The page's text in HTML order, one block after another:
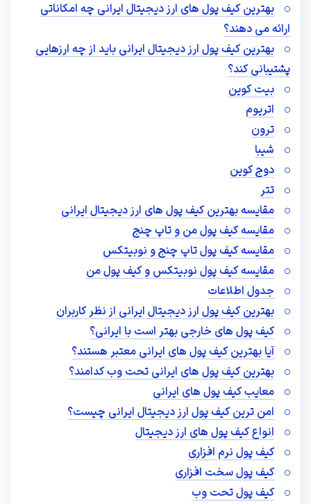
بهترین کیف پول های ارز دیجیتال ایرانی چه امکاناتی
ارائه می دهند؟
بهترین کیف پول ارز دیجیتال ایرانی باید از چه ارزهایی
پشتیبانی کند؟
بیت کوین
اتریوم
ترون
شیبا
دوج کوین
تتر
مقایسه بهترین کیف پول های ارز دیجیتال ایرانی
مقایسه کیف پول من و تاپ چنج
مقایسه کیف پول تاپ چنج و نوبیتکس
مقایسه کیف پول نوبیتکس و کیف پول من
جدول اطلاعات
بهترین کیف پول ارز دیجیتال ایرانی از نظر کاربران
کیف پول های خارجی بهتر است با ایرانی؟
آیا بهترین کیف پول های ایرانی معتبر هستند؟
بهترین کیف پول های ایرانی تحت وب کدامند؟
معایب کیف پول های ایرانی
امن ترین کیف پول ارز دیجیتال ایرانی چیست؟
انواع کیف پول های ارز دیجیتال
کیف پول نرم افزاری
کیف پول سخت افزاری
کیف پول تحت وب